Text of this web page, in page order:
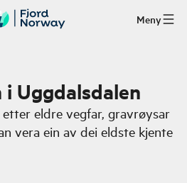
Meny
Uggdalsdalen
eldre vegfar, gravrøysar
vera ein av dei eldste kjente